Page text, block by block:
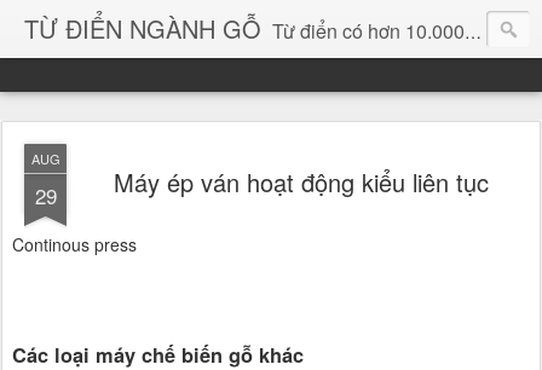
TỪ ĐIỂN NGÀNH GỖ Từ điển có hơn 10.000 từ chuyên ngành gỗ và hình ảnh, video, phần mềm chuyên ngành gỗ. chuyên dùng tìm kiếm, thông tin, vật liệu mới, sản phẩm, ý tưởng, thiết kế, sản xuất, thương mại ngành gỗ...
AUG
29 Máy ép ván hoạt động kiểu liên tục
Continous press
Các loại máy chế biến gỗ khác